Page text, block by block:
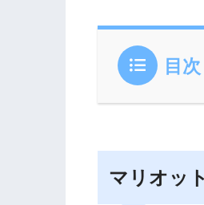
目次
マリオッ